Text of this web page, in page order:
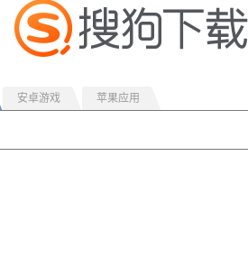
安卓游戏 苹果应用